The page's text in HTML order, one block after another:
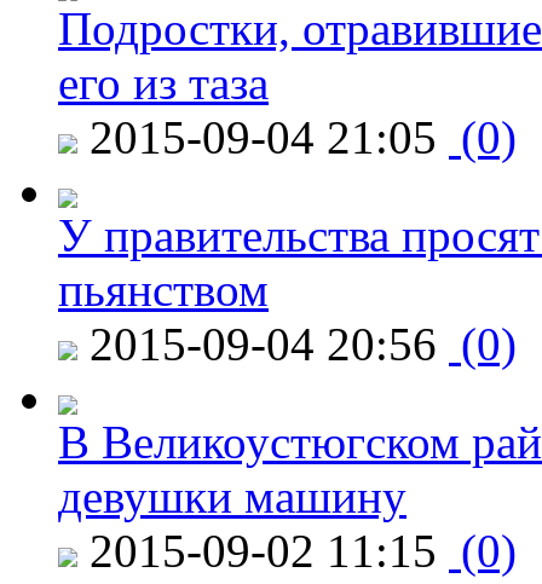
Подростки,
его из таза
2015-09-04 21:05 (0)
У правительства
пьянством
2015-09-04 20:56 (0)
В Великоустюгском
девушки машину
2015-09-02 11:15 (0)